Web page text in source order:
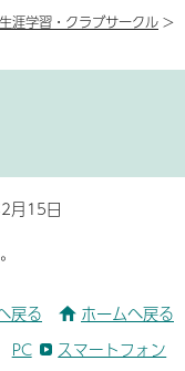
生涯学習・クラブサークル >
月15日
戻る ホームへ戻る
PC スマートフォン